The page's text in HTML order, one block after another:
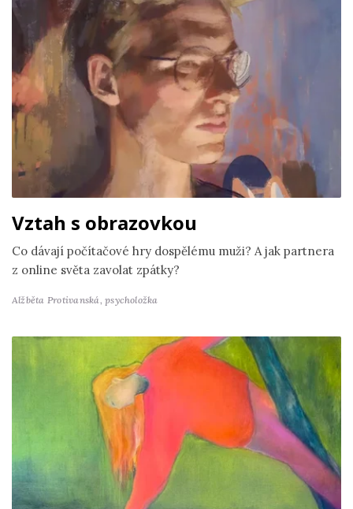
Vztah s obrazovkou
Co dávají počítačové hry dospělému muži? A jak partnera
z online světa zavolat zpátky?
Alžběta Protivanská,psycholožka